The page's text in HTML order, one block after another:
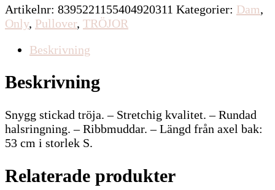
Artikelnr: 8395221155404920311 Kategorier: Dam,
Only, Pullover, TRÖJOR
Beskrivning
Beskrivning
Snygg stickad tröja. – Stretchig kvalitet. – Rundad
halsringning. – Ribbmuddar. – Längd från axel bak:
53 cm i storlek S.
Relaterade produkter